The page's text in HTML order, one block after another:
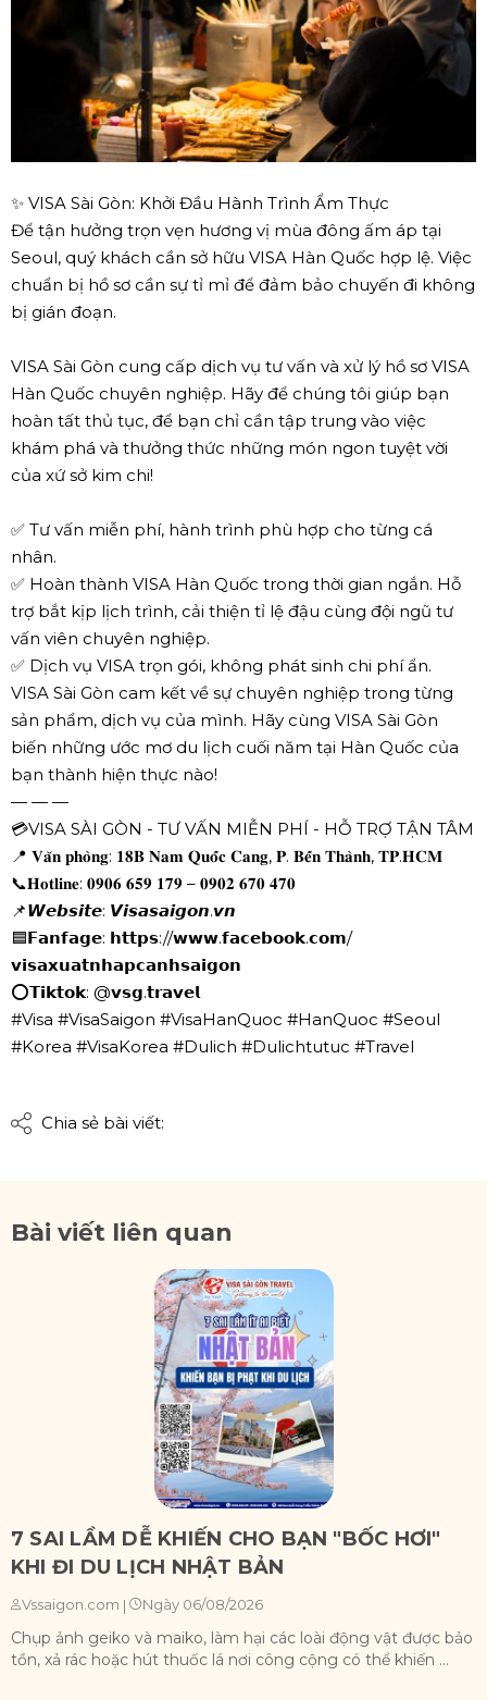
✨ VISA Sài Gòn: Khởi Đầu Hành Trình Ẩm Thực
Để tận hưởng trọn vẹn hương vị mùa đông ấm áp tại
Seoul, quý khách cần sở hữu VISA Hàn Quốc hợp lệ. Việc
chuẩn bị hồ sơ cần sự tỉ mỉ để đảm bảo chuyến đi không
bị gián đoạn.
VISA Sài Gòn cung cấp dịch vụ tư vấn và xử lý hồ sơ VISA
Hàn Quốc chuyên nghiệp. Hãy để chúng tôi giúp bạn
hoàn tất thủ tục, để bạn chỉ cần tập trung vào việc
khám phá và thưởng thức những món ngon tuyệt vời
của xứ sở kim chi!
✅ Tư vấn miễn phí, hành trình phù hợp cho từng cá
nhân.
✅ Hoàn thành VISA Hàn Quốc trong thời gian ngắn. Hỗ
trợ bắt kịp lịch trình, cải thiện tỉ lệ đậu cùng đội ngũ tư
vấn viên chuyên nghiệp.
✅ Dịch vụ VISA trọn gói, không phát sinh chi phí ẩn.
VISA Sài Gòn cam kết về sự chuyên nghiệp trong từng
sản phẩm, dịch vụ của mình. Hãy cùng VISA Sài Gòn
biến những ước mơ du lịch cuối năm tại Hàn Quốc của
bạn thành hiện thực nào!
— — —
💳VISA SÀI GÒN - TƯ VẤN MIỄN PHÍ - HỖ TRỢ TẬN TÂM
📍 𝐕𝐚̆𝐧 𝐩𝐡𝐨̀𝐧𝐠: 𝟏𝟖𝐁 𝐍𝐚𝐦 𝐐𝐮𝐨̂́𝐜 𝐂𝐚𝐧𝐠, 𝐏. 𝐁𝐞̂́𝐧 𝐓𝐡𝐚̀𝐧𝐡, 𝐓𝐏.𝐇𝐂𝐌
📞𝐇𝐨𝐭𝐥𝐢𝐧𝐞: 𝟎𝟗𝟎𝟔 𝟔𝟓𝟗 𝟏𝟕𝟗 – 𝟎𝟗𝟎𝟐 𝟔𝟕𝟎 𝟒𝟕𝟎
📌𝙒𝙚𝙗𝙨𝙞𝙩𝙚: 𝙑𝙞𝙨𝙖𝙨𝙖𝙞𝙜𝙤𝙣.𝙫𝙣
🟦𝗙𝗮𝗻𝗳𝗮𝗴𝗲: 𝗵𝘁𝘁𝗽𝘀://𝘄𝘄𝘄.𝗳𝗮𝗰𝗲𝗯𝗼𝗼𝗸.𝗰𝗼𝗺/
𝘃𝗶𝘀𝗮𝘅𝘂𝗮𝘁𝗻𝗵𝗮𝗽𝗰𝗮𝗻𝗵𝘀𝗮𝗶𝗴𝗼𝗻
⭕𝗧𝗶𝗸𝘁𝗼𝗸: @𝘃𝘀𝗴.𝘁𝗿𝗮𝘃𝗲𝗹
#Visa #VisaSaigon #VisaHanQuoc #HanQuoc #Seoul
#Korea #VisaKorea #Dulich #Dulichtutuc #Travel
Chia sẻ bài viết:
Bài viết liên quan
7 SAI LẦM DỄ KHIẾN CHO BẠN "BỐC HƠI"
KHI ĐI DU LỊCH NHẬT BẢN
Vssaigon.com | Ngày 06/08/2026
Chụp ảnh geiko và maiko, làm hại các loài động vật được bảo
tồn, xả rác hoặc hút thuốc lá nơi công cộng có thể khiến ...